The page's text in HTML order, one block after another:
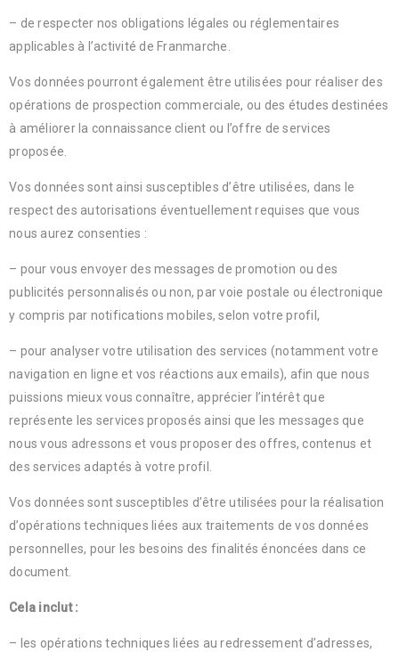
– de respecter nos obligations légales ou réglementaires
applicables à l’activité de Franmarche.
Vos données pourront également être utilisées pour réaliser des
opérations de prospection commerciale, ou des études destinées
à améliorer la connaissance client ou l’offre de services
proposée.
Vos données sont ainsi susceptibles d’être utilisées, dans le
respect des autorisations éventuellement requises que vous
nous aurez consenties :
– pour vous envoyer des messages de promotion ou des
publicités personnalisés ou non, par voie postale ou électronique
y compris par notifications mobiles, selon votre profil,
– pour analyser votre utilisation des services (notamment votre
navigation en ligne et vos réactions aux emails), afin que nous
puissions mieux vous connaître, apprécier l’intérêt que
représente les services proposés ainsi que les messages que
nous vous adressons et vous proposer des offres, contenus et
des services adaptés à votre profil.
Vos données sont susceptibles d’être utilisées pour la réalisation
d’opérations techniques liées aux traitements de vos données
personnelles, pour les besoins des finalités énoncées dans ce
document.
Cela inclut :
– les opérations techniques liées au redressement d’adresses,